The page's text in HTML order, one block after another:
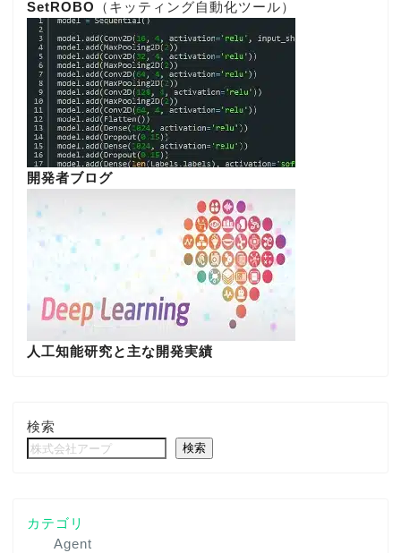
SetROBO （キッティング自動化ツール）
開発者ブログ
人工知能研究と主な開発実績
検索
検索
カテゴリ
Agent